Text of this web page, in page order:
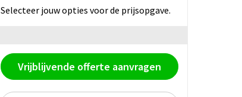
Selecteer jouw opties voor de prijsopgave.
Vrijblijvende offerte aanvragen